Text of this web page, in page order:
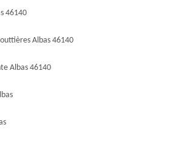
46140
Albas 46140
Albas 46140